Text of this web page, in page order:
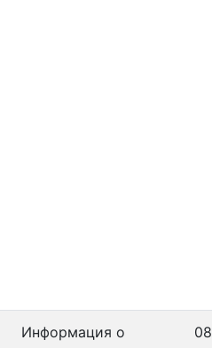
Информация о